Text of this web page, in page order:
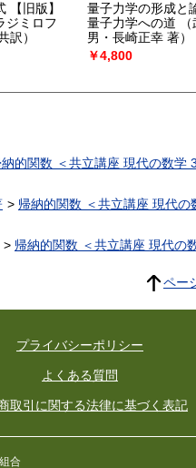
【旧版】
ジミロフ
訳）
量子力学の形成と
量子力学への道
男・長崎正幸 著）
￥4,800
納的関数 ＜共立講座 現代の数学
帰納的関数 ＜共立講座 現代の
帰納的関数 ＜共立講座 現代の
ペー
プライバシーポリシー
よくある質問
取引に関する法律に基づく表記
合